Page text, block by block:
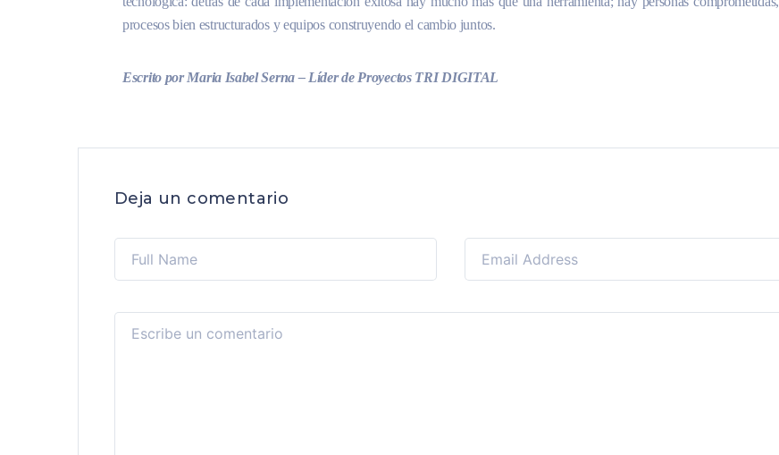
procesos bien estructurados y equipos construyendo el cambio juntos.
Escrito por Maria Isabel Serna – Líder de Proyectos TRI DIGITAL
Deja un comentario